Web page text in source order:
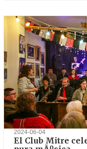
2024-06-04
El Club Mitre